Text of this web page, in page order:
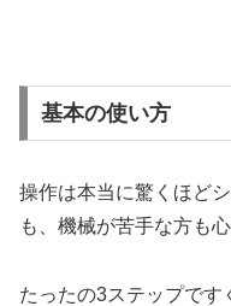
基本の使い方
操作は本当に驚くほど
も、機械が苦手な方も
たったの3ステップです